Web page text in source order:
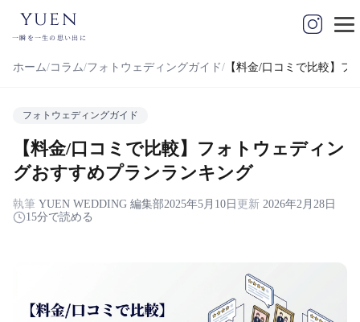
yuen
一瞬を一生の思い出に
ホーム コラム フォトウェディングガイド 【料金/口コミで比較】
フォトウェディングガイド
【料金/口コミで比較】フォトウェディン
グおすすめプランランキング
執筆 YUEN WEDDING 編集部2025年5月10日 更新 2026年2月28日
15分で読める